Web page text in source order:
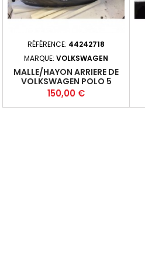
RÉFÉRENCE: 44242718
MARQUE: VOLKSWAGEN
MALLE/HAYON ARRIERE DE
VOLKSWAGEN POLO 5
PHASE 1
Prix
150,00 €